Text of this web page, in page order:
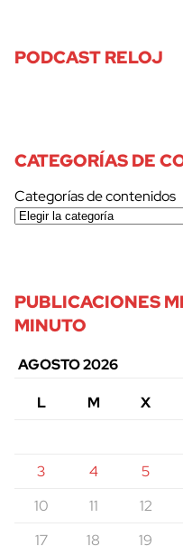
PODCAST RELOJ
CATEGORÍAS DE
Categorías de contenidos
PUBLICACIONES
MINUTO
AGOSTO 2026
L
M X
3
4 5
10
11 12
17
18 19